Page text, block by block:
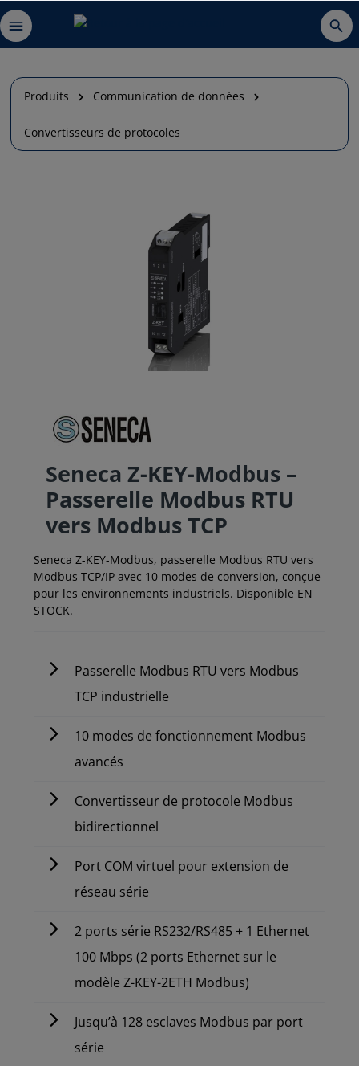
Produits Communication de données
Convertisseurs de protocoles
Seneca Z-KEY-Modbus –
Passerelle Modbus RTU
vers Modbus TCP
Seneca Z-KEY-Modbus, passerelle Modbus RTU vers
Modbus TCP/IP avec 10 modes de conversion, conçue
pour les environnements industriels. Disponible EN
STOCK.
Passerelle Modbus RTU vers Modbus
TCP industrielle
10 modes de fonctionnement Modbus
avancés
Convertisseur de protocole Modbus
bidirectionnel
Port COM virtuel pour extension de
réseau série
2 ports série RS232/RS485 + 1 Ethernet
100 Mbps (2 ports Ethernet sur le
modèle Z-KEY-2ETH Modbus)
Jusqu’à 128 esclaves Modbus par port
série